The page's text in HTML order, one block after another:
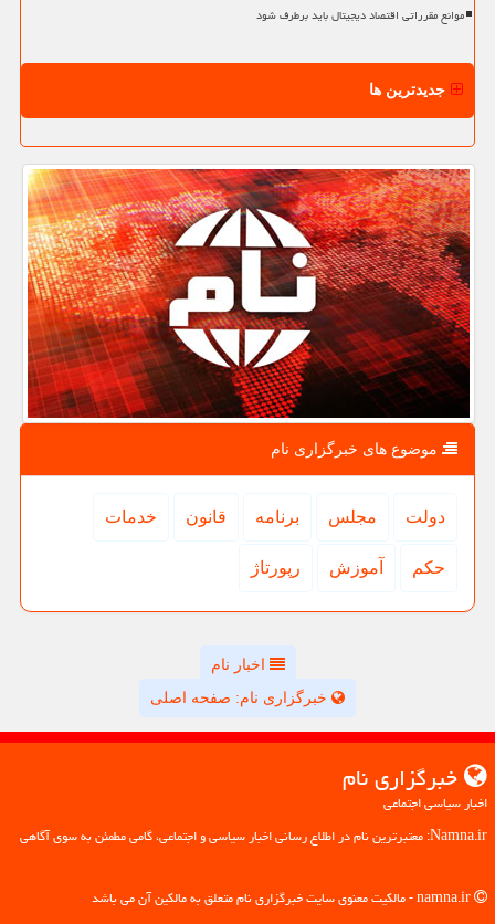
موانع مقرراتی اقتصاد دیجیتال باید برطرف شود
جدیدترین ها
موضوع های خبرگزاری نام
دولت مجلس برنامه قانون خدمات
حكم آموزش رپورتاژ
اخبار نام
خبرگزاری نام: صفحه اصلی
خبرگزاری نام
اخبار سیاسی اجتماعی
Namna.ir: معتبرترین نام در اطلاع رسانی اخبار سیاسی و اجتماعی، گامی مطمئن به سوی آگاهی